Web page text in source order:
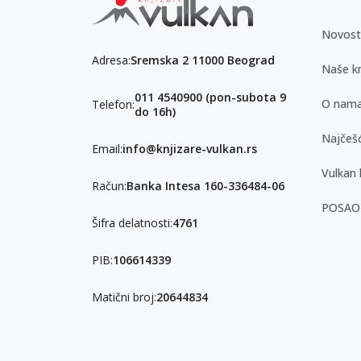
Adresa:Sremska 2 11000 Beograd
Telefon:011 4540900 (pon-subota 9
do 16h)
Email:info@knjizare-vulkan.rs
Račun:Banka Intesa 160-336484-06
Šifra delatnosti:4761
PIB:106614339
Matični broj:20644834
Naše
O
Vulkan
POSAO